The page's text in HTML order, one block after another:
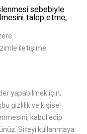
sebebiyle
talep etme,
iletişime
yapabilmek için,
gizlilik ve kişisel
kabul edip
Siteyi kullanmaya